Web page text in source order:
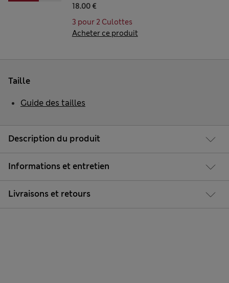
18.00 €
3 pour 2 Culottes
Acheter ce produit
Description du produit
Informations et entretien
Livraisons et retours
Taille
Guide des tailles